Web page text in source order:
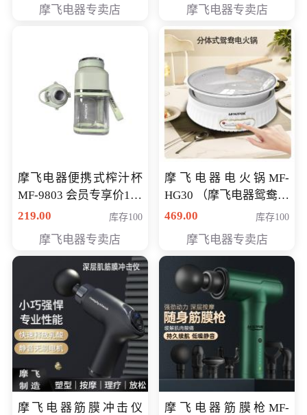
摩飞电器专卖店 摩飞电器专卖店
摩飞电器便携式榨汁杯
MF-9803 会员专享价138
元
219.00 库存100
摩飞电器专卖店
摩飞电器电火锅MF-
HG30 （摩飞电器鸳鸯锅
MF-HG30 ） 会员专享价
469.00 库存100
摩飞电器专卖店
摩飞电器筋膜冲击仪
摩飞电器筋膜枪MF-